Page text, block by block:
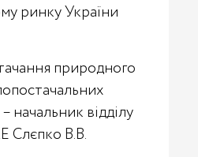
ринку України
природного
начальник відділу
Слєпко В.В.